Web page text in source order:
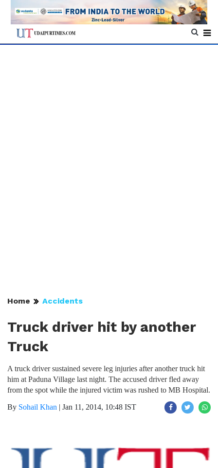
Home Accidents
Truck driver hit by another
Truck
A truck driver sustained severe leg injuries after another truck hit
him at Paduna Village last night. The accused driver fled away
from the spot while the injured victim was rushed to MB Hospital.
By Sohail Khan | Jan 11, 2014, 10:48 IST